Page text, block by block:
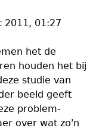
2011, 01:27
het de
houden het bij
studie van
beeld geeft
problem-
over wat zo'n